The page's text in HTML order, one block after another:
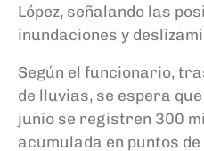
López, señalando las
inundaciones y
Según el funcionario,
de lluvias, se espera
junio se registren 300
acumulada en puntos